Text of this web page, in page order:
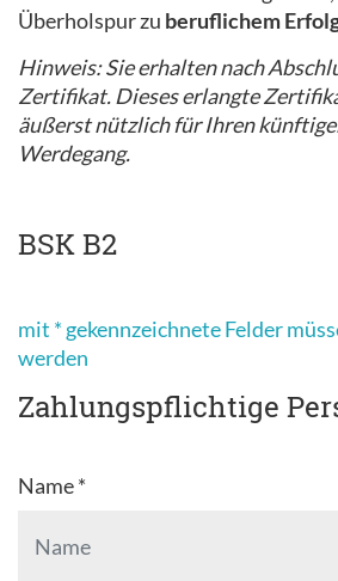
Überholspur zu beruflichem
Hinweis: Sie erhalten nach
Zertifikat. Dieses erlangte
äußerst nützlich für Ihren
Werdegang.
BSK B2
mit * gekennzeichnete Felder
werden
Zahlungspflichtige
Name *